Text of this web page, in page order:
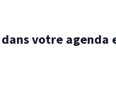
votre